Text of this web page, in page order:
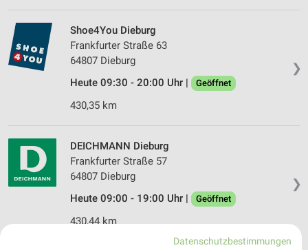
❯
Shoe4You Dieburg
Frankfurter Straße 63
64807 Dieburg
Heute 09:30 - 20:00 Uhr |
Geöffnet
430,35 km
❯
DEICHMANN Dieburg
Frankfurter Straße 57
64807 Dieburg
Heute 09:00 - 19:00 Uhr |
Geöffnet
430,44 km
Datenschutzbestimmungen